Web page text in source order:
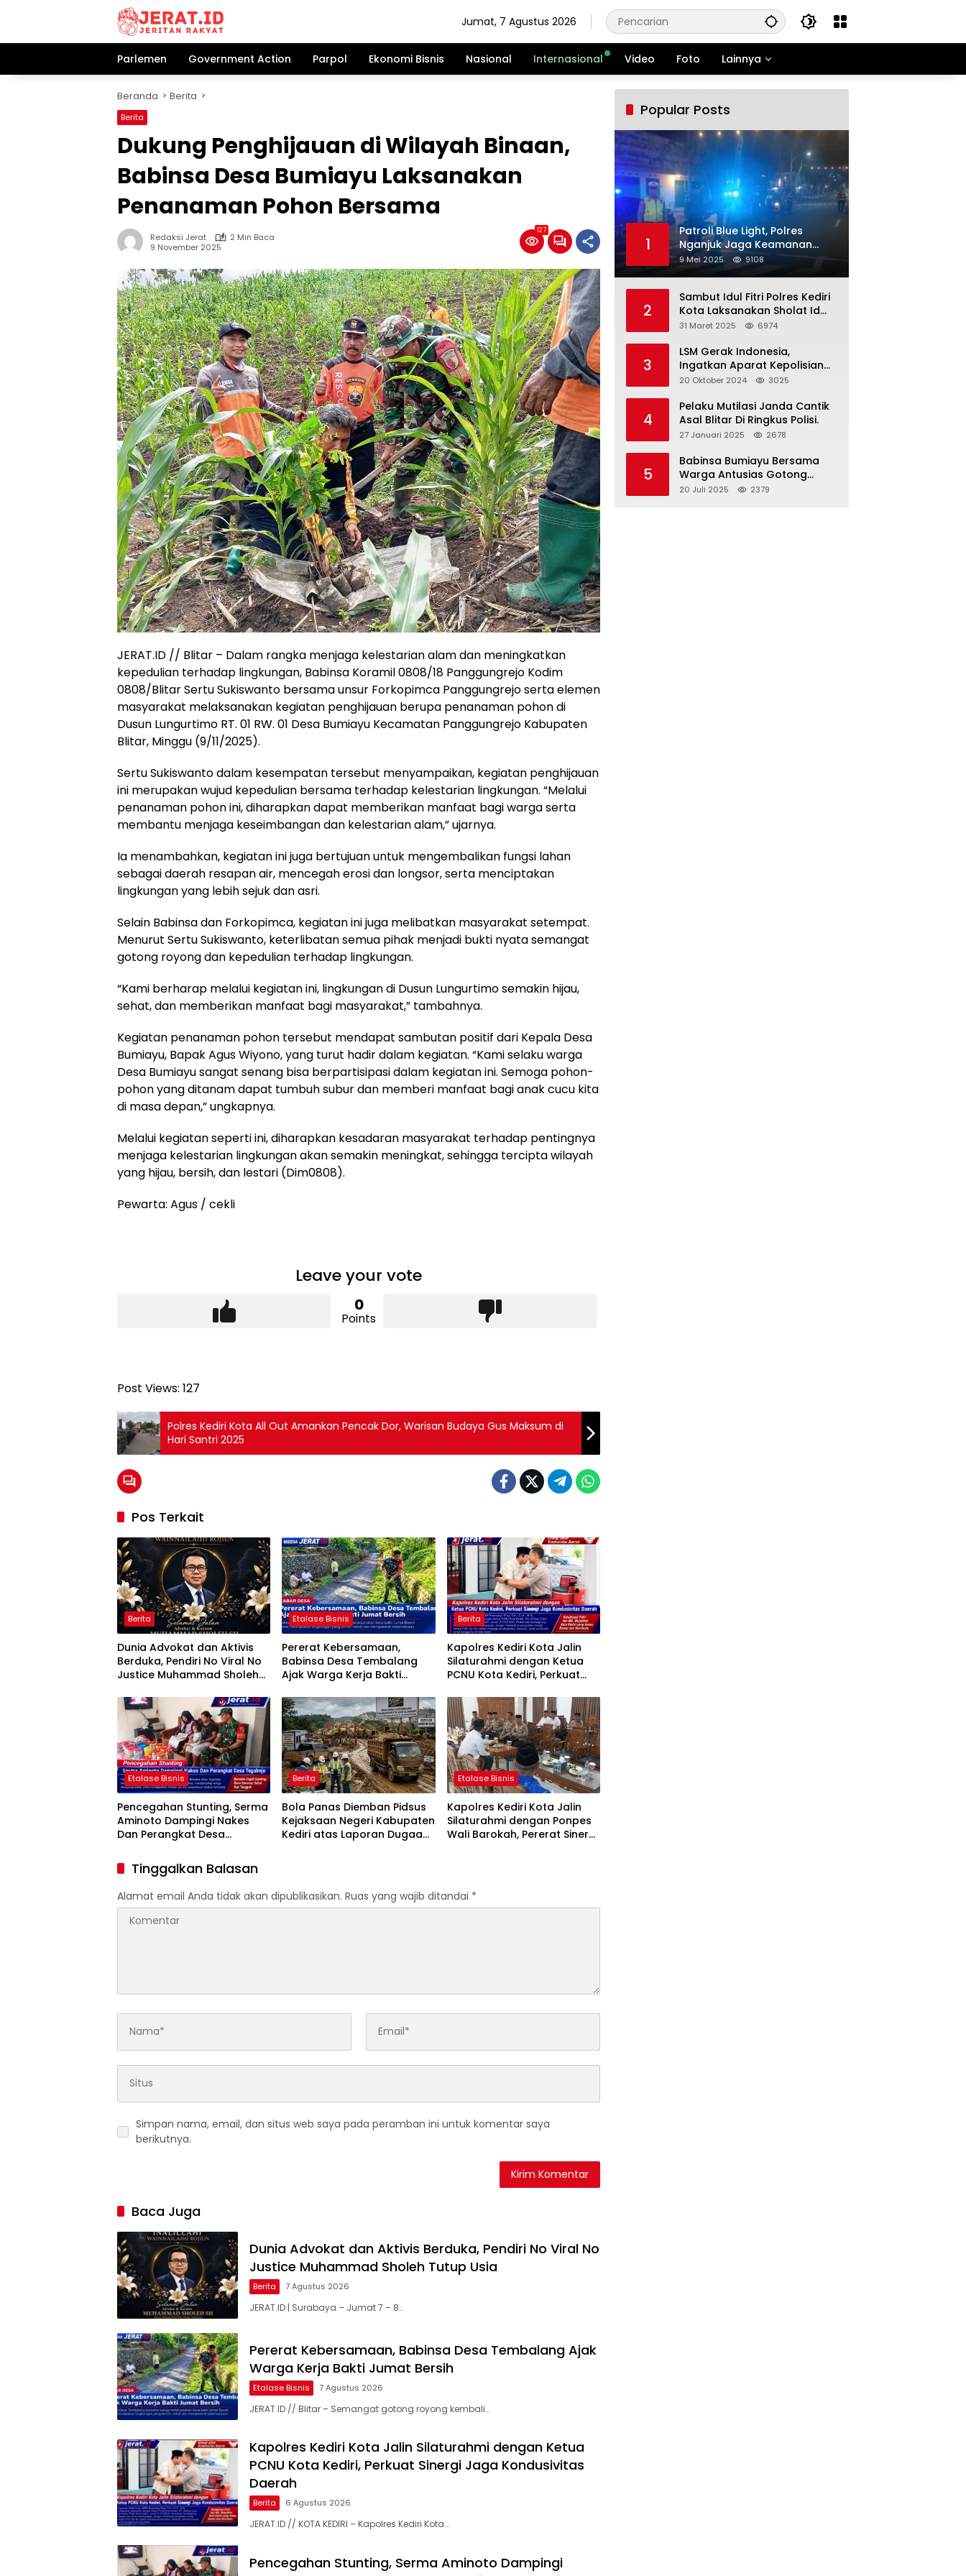
Jumat, 7 Agustus 2026
Parlemen Government Action Parpol Ekonomi Bisnis Nasional Internasional Video Foto Lainnya
Beranda Berita
Berita
Dukung Penghijauan di Wilayah Binaan,
Babinsa Desa Bumiayu Laksanakan
Penanaman Pohon Bersama
Redaksi Jerat
2 Min Baca
9 November 2025
127
JERAT.ID // Blitar – Dalam rangka menjaga kelestarian alam dan meningkatkan
kepedulian terhadap lingkungan, Babinsa Koramil 0808/18 Panggungrejo Kodim
0808/Blitar Sertu Sukiswanto bersama unsur Forkopimca Panggungrejo serta elemen
masyarakat melaksanakan kegiatan penghijauan berupa penanaman pohon di
Dusun Lungurtimo RT. 01 RW. 01 Desa Bumiayu Kecamatan Panggungrejo Kabupaten
Blitar, Minggu (9/11/2025).
Sertu Sukiswanto dalam kesempatan tersebut menyampaikan, kegiatan penghijauan
ini merupakan wujud kepedulian bersama terhadap kelestarian lingkungan. “Melalui
penanaman pohon ini, diharapkan dapat memberikan manfaat bagi warga serta
membantu menjaga keseimbangan dan kelestarian alam,” ujarnya.
Ia menambahkan, kegiatan ini juga bertujuan untuk mengembalikan fungsi lahan
sebagai daerah resapan air, mencegah erosi dan longsor, serta menciptakan
lingkungan yang lebih sejuk dan asri.
Selain Babinsa dan Forkopimca, kegiatan ini juga melibatkan masyarakat setempat.
Menurut Sertu Sukiswanto, keterlibatan semua pihak menjadi bukti nyata semangat
gotong royong dan kepedulian terhadap lingkungan.
“Kami berharap melalui kegiatan ini, lingkungan di Dusun Lungurtimo semakin hijau,
sehat, dan memberikan manfaat bagi masyarakat,” tambahnya.
Kegiatan penanaman pohon tersebut mendapat sambutan positif dari Kepala Desa
Bumiayu, Bapak Agus Wiyono, yang turut hadir dalam kegiatan. “Kami selaku warga
Desa Bumiayu sangat senang bisa berpartisipasi dalam kegiatan ini. Semoga pohon-
pohon yang ditanam dapat tumbuh subur dan memberi manfaat bagi anak cucu kita
di masa depan,” ungkapnya.
Melalui kegiatan seperti ini, diharapkan kesadaran masyarakat terhadap pentingnya
menjaga kelestarian lingkungan akan semakin meningkat, sehingga tercipta wilayah
yang hijau, bersih, dan lestari (Dim0808).
Pewarta: Agus / cekli
Leave your vote
0
Points
Post Views: 127
Polres Kediri Kota All Out Amankan Pencak Dor, Warisan Budaya Gus Maksum di
Hari Santri 2025
Pos Terkait
Berita
Dunia Advokat dan Aktivis
Berduka, Pendiri No Viral No
Justice Muhammad Sholeh
Etalase Bisnis
Pererat Kebersamaan,
Babinsa Desa Tembalang
Ajak Warga Kerja Bakti
Berita
Kapolres Kediri Kota Jalin
Silaturahmi dengan Ketua
PCNU Kota Kediri, Perkuat
Daerah
Etalase Bisnis
Pencegahan Stunting, Serma
Aminoto Dampingi Nakes
Dan Perangkat Desa
Berita
Bola Panas Diemban Pidsus
Kejaksaan Negeri Kabupaten
Kediri atas Laporan Dugaan
Etalase Bisnis
Kapolres Kediri Kota Jalin
Silaturahmi dengan Ponpes
Wali Barokah, Pererat Sinergi
Tinggalkan Balasan
Alamat email Anda tidak akan dipublikasikan. Ruas yang wajib ditandai *
Simpan nama, email, dan situs web saya pada peramban ini untuk komentar saya
berikutnya.
Baca Juga
Dunia Advokat dan Aktivis Berduka, Pendiri No Viral No
Justice Muhammad Sholeh Tutup Usia
Berita 7 Agustus 2026
JERAT.ID | Surabaya – Jumat 7 – 8…
Pererat Kebersamaan, Babinsa Desa Tembalang Ajak
Warga Kerja Bakti Jumat Bersih
Etalase Bisnis 7 Agustus 2026
JERAT.ID // Blitar – Semangat gotong royong kembali…
Kapolres Kediri Kota Jalin Silaturahmi dengan Ketua
PCNU Kota Kediri, Perkuat Sinergi Jaga Kondusivitas
Daerah
Berita 6 Agustus 2026
JERAT.ID // KOTA KEDIRI – Kapolres Kediri Kota…
Pencegahan Stunting, Serma Aminoto Dampingi
Popular Posts
1
Patroli Blue Light, Polres
Nganjuk Jaga Keamanan
Jelang Long Weekend
9 Mei 2025 9108
2
Sambut Idul Fitri Polres Kediri
Kota Laksanakan Sholat Id
dan Gelar Halalbihalal
31 Maret 2025 6974
3
LSM Gerak Indonesia,
Ingatkan Aparat Kepolisian
Polres Blitar Kota “Tri Brata
20 Oktober 2024 3025
4
Pelaku Mutilasi Janda Cantik
Asal Blitar Di Ringkus Polisi.
27 Januari 2025 2678
5
Babinsa Bumiayu Bersama
Warga Antusias Gotong
Royong Bersihkan Jalan
20 Juli 2025 2379